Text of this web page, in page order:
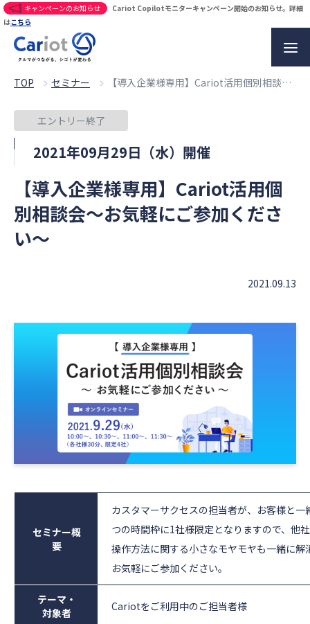
キャンペーンのお知らせ
Cariot Copilotモニターキャンペーン開始のお知らせ。詳細
はこちら
TOP セミナー 【導入企業様専用】Cariot活用個別相談会～お気軽にご参加ください～
2021年09月29日（水）開催
エントリー終了
【導入企業様専用】Cariot活用個
別相談会～お気軽にご参加くださ
い～
2021.09.13
セミナー概
要
カスタマーサクセスの担当者が、お客様と
つの時間枠に1社様限定となりますので、他
操作方法に関する小さなモヤモヤも一緒に解
お気軽にご参加ください。
テーマ・
対象者
Cariotをご利用中のご担当者様